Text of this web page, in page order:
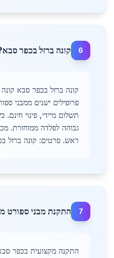
6 קונה ברזל בכפר
קונה ברזל בכפר סבא
פרופילים ישנים ממבני
גבוהה לפלדה ממוחזרת.
ראש. פרטים: קונה ברזל בכפר
7 התקנת מבני ספורט
התקנה מקצועית בכפר